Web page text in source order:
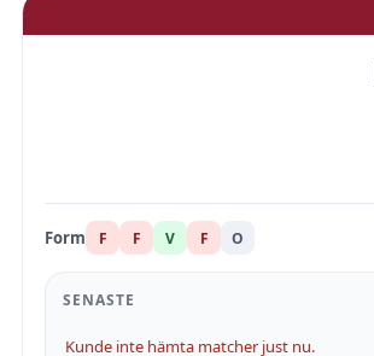
Form F F V F O
SENASTE
Kunde inte hämta matcher just nu.